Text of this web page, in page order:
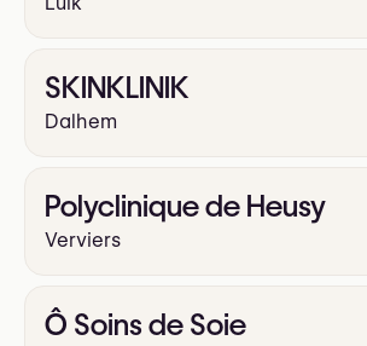
SKINKLINIK
Dalhem
Polyclinique de Heusy
Verviers
Ô Soins de Soie